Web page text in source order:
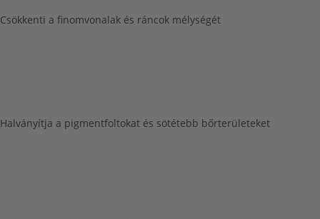
Csökkenti a finomvonalak és ráncok mélységét
Halványítja a pigmentfoltokat és sötétebb bőrterületeket